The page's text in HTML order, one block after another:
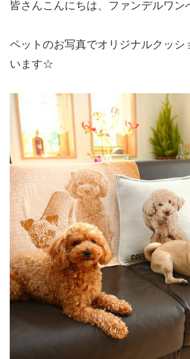
皆さんこんにちは、ファンデルワン
ペットのお写真でオリジナルクッシ
います☆